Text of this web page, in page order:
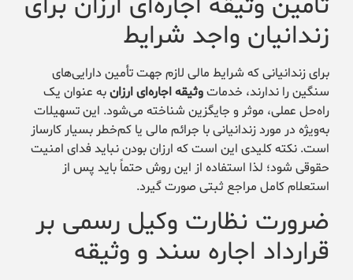
زندانیان واجد شرایط
برای زندانیانی که شرایط مالی لازم جهت تأمین دارایی‌های
سنگین را ندارند، خدماتوثیقه اجاره‌ای ارزانبه عنوان یک
راه‌حل عملی، موثر و جایگزین شناخته می‌شود. این تسهیلات
به‌ویژه در مورد زندانیانی با جرائم مالی یا کم‌خطر بسیار کارساز
است. نکته کلیدی این است که ارزان بودن نباید فدای امنیت
حقوقی شود؛ لذا استفاده از این روش حتماً باید پس از
استعلام کامل مراجع ثبتی صورت گیرد.
ضرورت نظارت وکیل رسمی بر
قرارداد اجاره سند و وثیقه